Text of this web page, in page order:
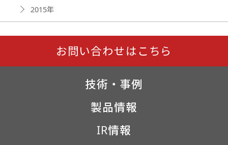
2015年
お問い合わせはこちら
技術・事例
製品情報
IR情報